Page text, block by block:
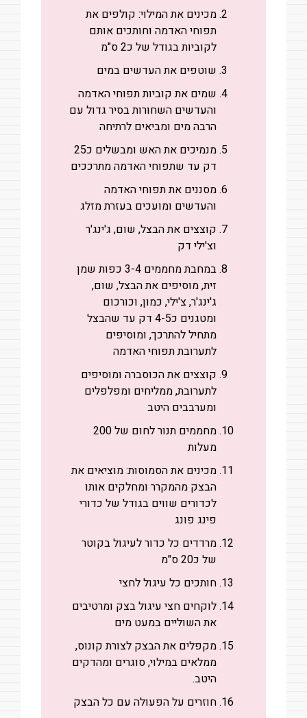
מכינים את המילוי: קולפים את
תפוחי האדמה וחותכים אותם
לקוביות בגודל של כ2 ס"מ
שוטפים את העדשים במים
שמים את קוביות תפוחי האדמה
והעדשים השחורות בסיר גדול עם
הרבה מים ומביאים לרתיחה
מנמיכים את האש ומבשלים כ25
דק עד שתפוחי האדמה מתרככים
מסננים את תפוחי האדמה
והעדשים ומועכים בעזרת מזלג
קוצצים את הבצל, שום, ג'ינג'ר
וצ'ילי דק
במחבת מחממים 3-4 כפות שמן
זית, מוסיפים את הבצל, שום,
ג'ינג'ר, צ'ילי, כמון, וכורכום
ומטגנים כ4-5 דק עד שהבצל
מתחיל להתרכך, ומוסיפים
לתערובת תפוחי האדמה
קוצצים את הכוסברה ומוסיפים
לתערובת, ממליחים ומפלפלים
ומערבבים היטב
מחממים תנור לחום של 200
מעלות
מכינים את הסמוסות: מוציאים את
הבצק מהמקרר ומחלקים אותו
לכדורים שווים בגודל של כדורי
פינג פונג
מרדדים כל כדור לעיגול בקוטר
של כ20 ס"מ
חותכים כל עיגול לחצי
לוקחים חצי עיגול בצק ומרטיבים
את השוליים במעט מים
מקפלים את הבצק לצורת קונוס,
ממלאים במילוי, סוגרים ומהדקים
היטב.
חוזרים על הפעולה עם כל הבצק